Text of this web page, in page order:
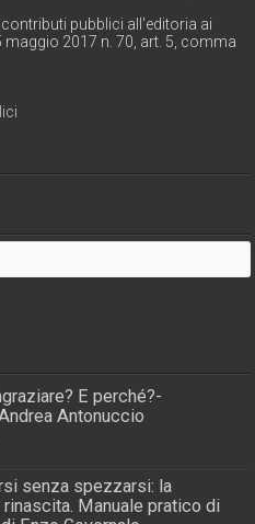
pubblici all'editoria ai
maggio 2017 n. 70, art. 5, comma
E perché?-
Antonuccio
senza spezzarsi: la
Manuale pratico di